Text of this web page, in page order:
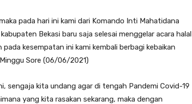
pada hari ini kami dari Komando Inti Mahatidana
Bekasi baru saja selesai menggelar acara halal
kesempatan ini kami kembali berbagi kebaikan
Sore (06/06/2021)
sengaja kita undang agar di tengah Pandemi Covid-19
yang kita rasakan sekarang, maka dengan